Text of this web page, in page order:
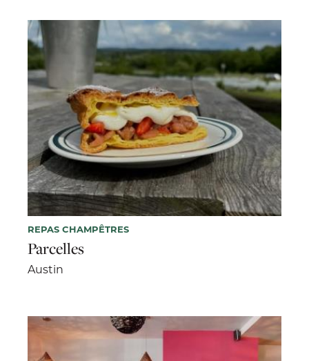
REPAS CHAMPÊTRES
Parcelles
Austin